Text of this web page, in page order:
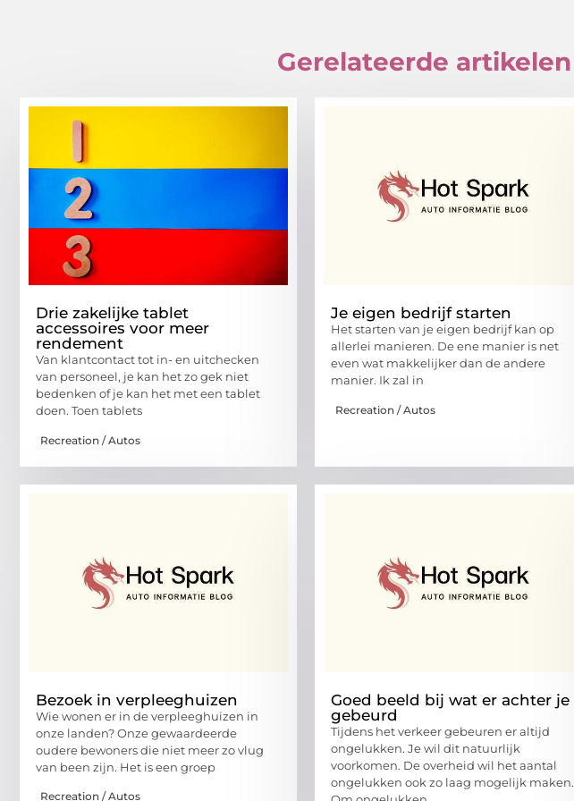
Gerelateerde artikelen
Drie zakelijke tablet
accessoires voor meer
rendement
Van klantcontact tot in- en uitchecken
van personeel, je kan het zo gek niet
bedenken of je kan het met een tablet
doen. Toen tablets
Recreation / Autos
Je eigen bedrijf starten
Het starten van je eigen bedrijf kan op
allerlei manieren. De ene manier is net
even wat makkelijker dan de andere
manier. Ik zal in
Recreation / Autos
Bezoek in verpleeghuizen
Wie wonen er in de verpleeghuizen in
onze landen? Onze gewaardeerde
oudere bewoners die niet meer zo vlug
van been zijn. Het is een groep
Recreation / Autos
Goed beeld bij wat er achter je
gebeurd
Tijdens het verkeer gebeuren er altijd
ongelukken. Je wil dit natuurlijk
voorkomen. De overheid wil het aantal
ongelukken ook zo laag mogelijk maken.